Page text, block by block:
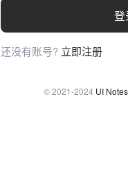
登
还没有账号? 立即注册
© 2021-2024 UI Notes